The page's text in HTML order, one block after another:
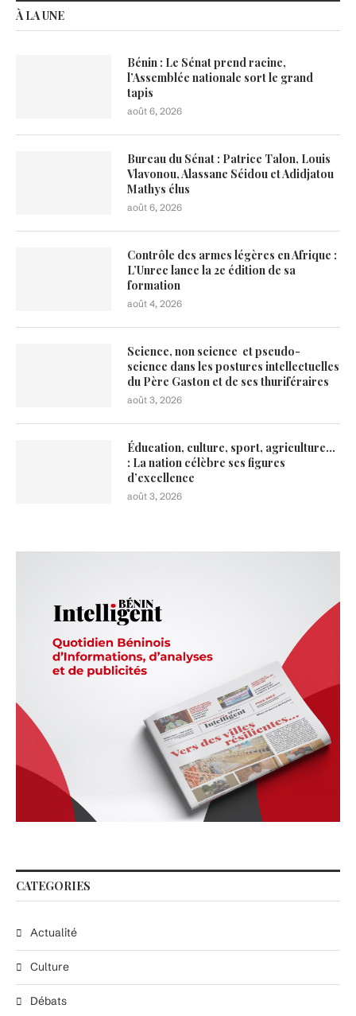
À LA UNE
Bénin : Le Sénat prend racine,
l’Assemblée nationale sort le grand
tapis
août 6, 2026
Bureau du Sénat : Patrice Talon, Louis
Vlavonou, Alassane Séidou et Adidjatou
Mathys élus
août 6, 2026
Contrôle des armes légères en Afrique :
L’Unrec lance la 2e édition de sa
formation
août 4, 2026
Science, non science et pseudo-
science dans les postures intellectuelles
du Père Gaston et de ses thuriféraires
août 3, 2026
Éducation, culture, sport, agriculture…
: La nation célèbre ses figures
d’excellence
août 3, 2026
CATEGORIES
Actualité
Culture
Débats